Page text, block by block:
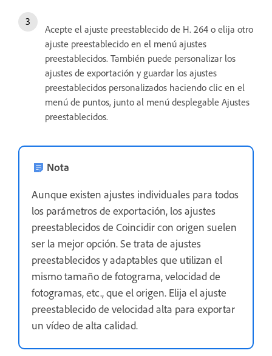
Acepte el ajuste preestablecido de H. 264 o elija otro
ajuste preestablecido en el menú ajustes
preestablecidos. También puede personalizar los
ajustes de exportación y guardar los ajustes
preestablecidos personalizados haciendo clic en el
menú de puntos, junto al menú desplegable Ajustes
preestablecidos.
Nota
Aunque existen ajustes individuales para todos
los parámetros de exportación, los ajustes
preestablecidos de Coincidir con origen suelen
ser la mejor opción. Se trata de ajustes
preestablecidos y adaptables que utilizan el
mismo tamaño de fotograma, velocidad de
fotogramas, etc., que el origen. Elija el ajuste
preestablecido de velocidad alta para exportar
un vídeo de alta calidad.